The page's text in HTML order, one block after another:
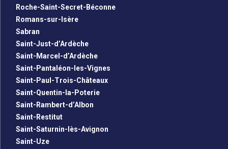
Roche-Saint-Secret-Béconne
Romans-sur-Isère
Sabran
Saint-Just-d’Ardèche
Saint-Marcel-d’Ardèche
Saint-Pantaléon-les-Vignes
Saint-Paul-Trois-Châteaux
Saint-Quentin-la-Poterie
Saint-Rambert-d’Albon
Saint-Restitut
Saint-Saturnin-lès-Avignon
Saint-Uze